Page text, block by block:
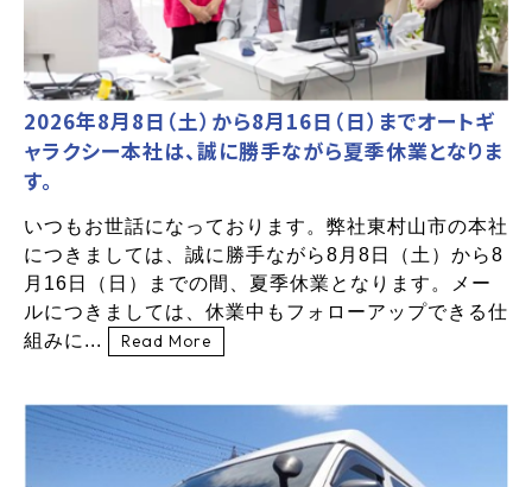
2026年8月8日（土）から8月16日（日）までオートギ
ャラクシー本社は、誠に勝手ながら夏季休業となりま
す。
いつもお世話になっております。弊社東村山市の本社
につきましては、誠に勝手ながら8月8日（土）から8
月16日（日）までの間、夏季休業となります。メー
ルにつきましては、休業中もフォローアップできる仕
組みに...
Read More